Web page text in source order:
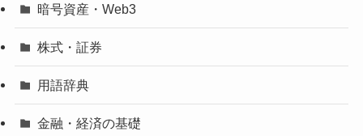
暗号資産・Web3
株式・証券
用語辞典
金融・経済の基礎